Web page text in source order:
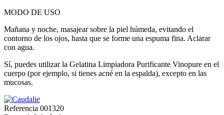
MODO DE USO
Mañana y noche, masajear sobre la piel húmeda, evitando el
contorno de los ojos, hasta que se forme una espuma fina. Aclarar
con agua.
Sí, puedes utilizar la Gelatina Limpiadora Purificante Vinopure en el
cuerpo (por ejemplo, si tienes acné en la espalda), excepto en las
mucosas.
Referencia 001320